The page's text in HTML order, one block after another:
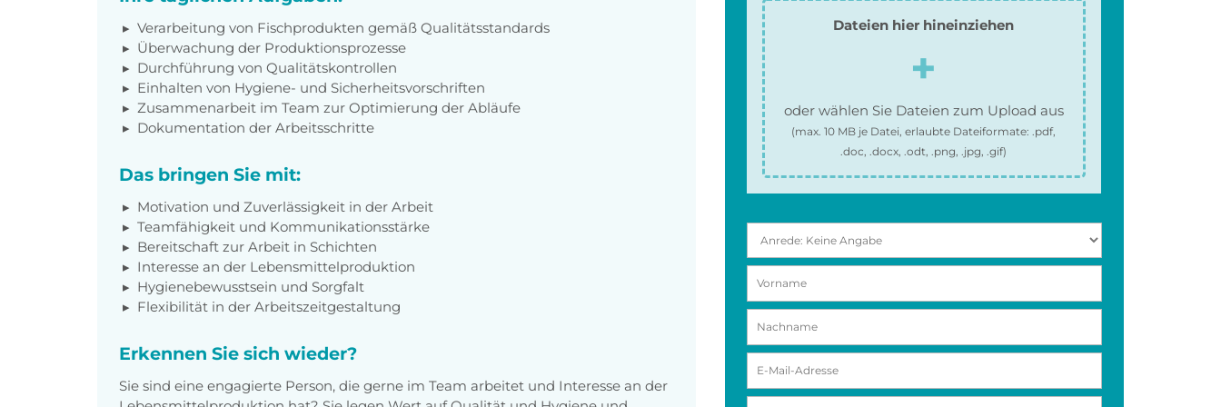
Verarbeitung von Fischprodukten gemäß Qualitätsstandards
Überwachung der Produktionsprozesse
Durchführung von Qualitätskontrollen
Einhalten von Hygiene- und Sicherheitsvorschriften
Zusammenarbeit im Team zur Optimierung der Abläufe
Dokumentation der Arbeitsschritte
Das bringen Sie mit:
Motivation und Zuverlässigkeit in der Arbeit
Teamfähigkeit und Kommunikationsstärke
Bereitschaft zur Arbeit in Schichten
Interesse an der Lebensmittelproduktion
Hygienebewusstsein und Sorgfalt
Flexibilität in der Arbeitszeitgestaltung
Erkennen Sie sich wieder?
Sie sind eine engagierte Person, die gerne im Team arbeitet und Interesse an der
Dateien hier hineinziehen
oder wählen Sie Dateien zum Upload aus
(max.10 MB je Datei, erlaubte Dateiformate:.pdf,
.doc, .docx, .odt, .png, .jpg, .gif)